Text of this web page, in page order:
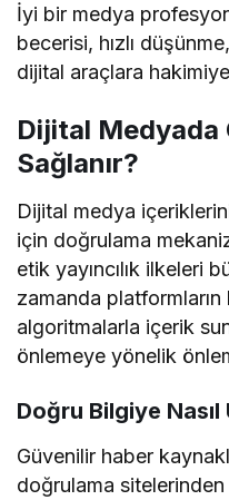
İyi bir medya
becerisi, hızlı
dijital araçlara
Dijital Medyada
Sağlanır?
Dijital medya
için doğrulama
etik yayıncılık ilkeleri
zamanda platformların
algoritmalarla içerik
önlemeye yönelik
Doğru Bilgiye Nasıl
Güvenilir haber
doğrulama